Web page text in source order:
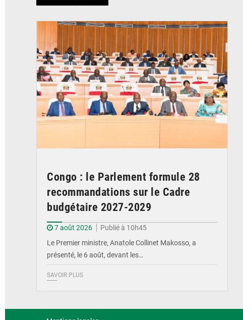
Congo : le Parlement formule 28
recommandations sur le Cadre
budgétaire 2027-2029
7 août 2026
Publié à 10h45
Le Premier ministre, Anatole Collinet Makosso, a
présenté, le 6 août, devant les…
SAVOIR PLUS